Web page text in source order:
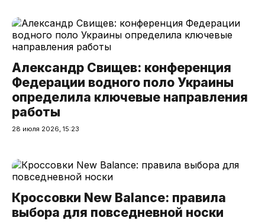
Александр Свищев: конференция
Федерации водного поло Украины
определила ключевые направления
работы
28 июля 2026, 15:23
Кроссовки New Balance: правила
выбора для повседневной носки